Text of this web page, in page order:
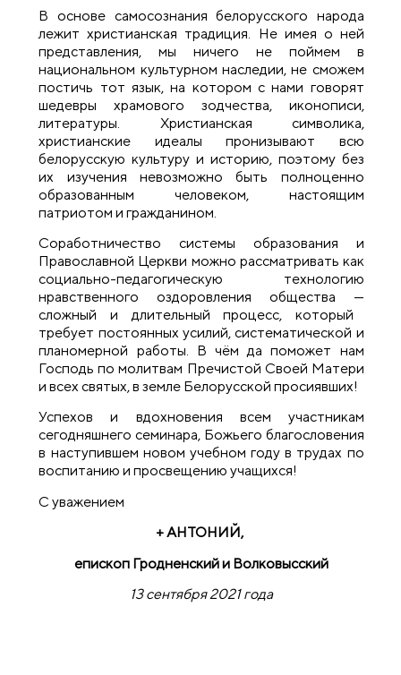
В основе самосознания белорусского народа
лежит христианская традиция. Не имея о ней
представления, мы ничего не поймем в
национальном культурном наследии, не сможем
постичь тот язык, на котором с нами говорят
шедевры храмового зодчества, иконописи,
литературы. Христианская символика,
христианские идеалы пронизывают всю
белорусскую культуру и историю, поэтому без
их изучения невозможно быть полноценно
образованным человеком, настоящим
патриотом и гражданином.
Соработничество системы образования и
Православной Церкви можно рассматривать как
социально-педагогическую технологию
нравственного оздоровления общества —
сложный и длительный процесс, который
требует постоянных усилий, систематической и
планомерной работы. В чём да поможет нам
Господь по молитвам Пречистой Своей Матери
и всех святых, в земле Белорусской просиявших!
Успехов и вдохновения всем участникам
сегодняшнего семинара, Божьего благословения
в наступившем новом учебном году в трудах по
воспитанию и просвещению учащихся!
С уважением
+ АНТОНИЙ,
епископ Гродненский и Волковысский
13 сентября 2021 года